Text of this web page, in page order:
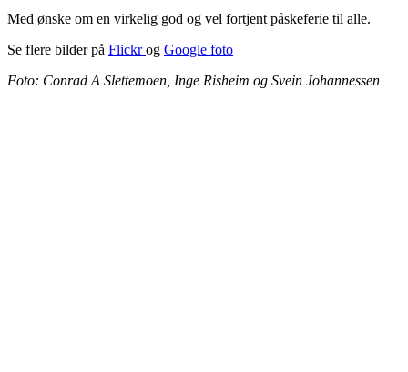
Med ønske om en virkelig god og vel fortjent påskeferie til alle.
Se flere bilder på Flickrog Google foto
Foto: Conrad A Slettemoen, Inge Risheim og Svein Johannessen